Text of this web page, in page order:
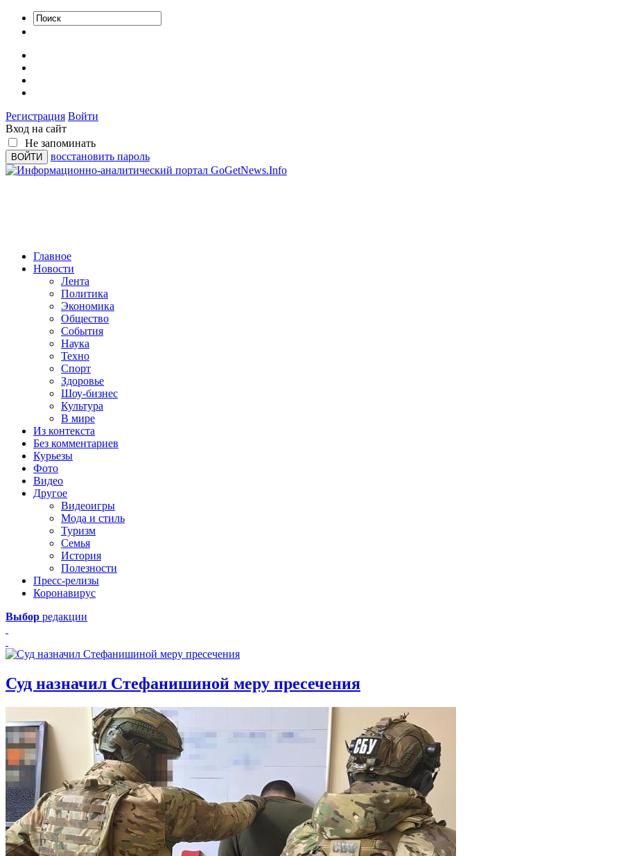
Регистрация Войти
Вход на сайт
Не запоминать
восстановить пароль
Главное
Новости
Лента
Политика
Экономика
Общество
События
Наука
Техно
Спорт
Здоровье
Шоу-бизнес
Культура
В мире
Из контекста
Без комментариев
Курьезы
Фото
Видео
Другое
Видеоигры
Мода и стиль
Туризм
Семья
История
Полезности
Пресс-релизы
Коронавирус
Выбор редакции
Суд назначил Стефанишиной меру пресечения